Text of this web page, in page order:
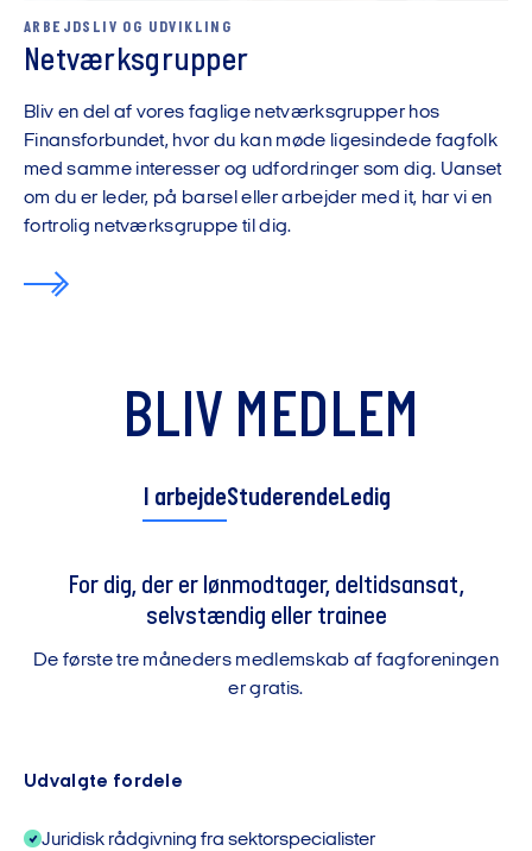
ARBEJDSLIV OG UDVIKLING
Netværksgrupper
Bliv en del af vores faglige netværksgrupper hos
Finansforbundet, hvor du kan møde ligesindede fagfolk
med samme interesser og udfordringer som dig. Uanset
om du er leder, på barsel eller arbejder med it, har vi en
fortrolig netværksgruppe til dig.
BLIV MEDLEM
I arbejdeStuderendeLedig
For dig, der er lønmodtager, deltidsansat,
selvstændig eller trainee
De første tre måneders medlemskab af fagforeningen
er gratis.
Udvalgte fordele
Juridisk rådgivning fra sektorspecialister